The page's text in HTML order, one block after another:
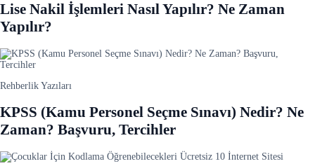
Lise Nakil İşlemleri Nasıl Yapılır? Ne Zaman
Yapılır?
Rehberlik Yazıları
KPSS (Kamu Personel Seçme Sınavı) Nedir? Ne
Zaman? Başvuru, Tercihler